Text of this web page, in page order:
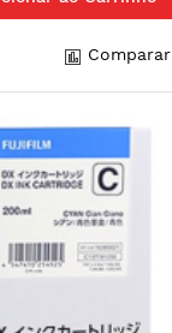
Comparar